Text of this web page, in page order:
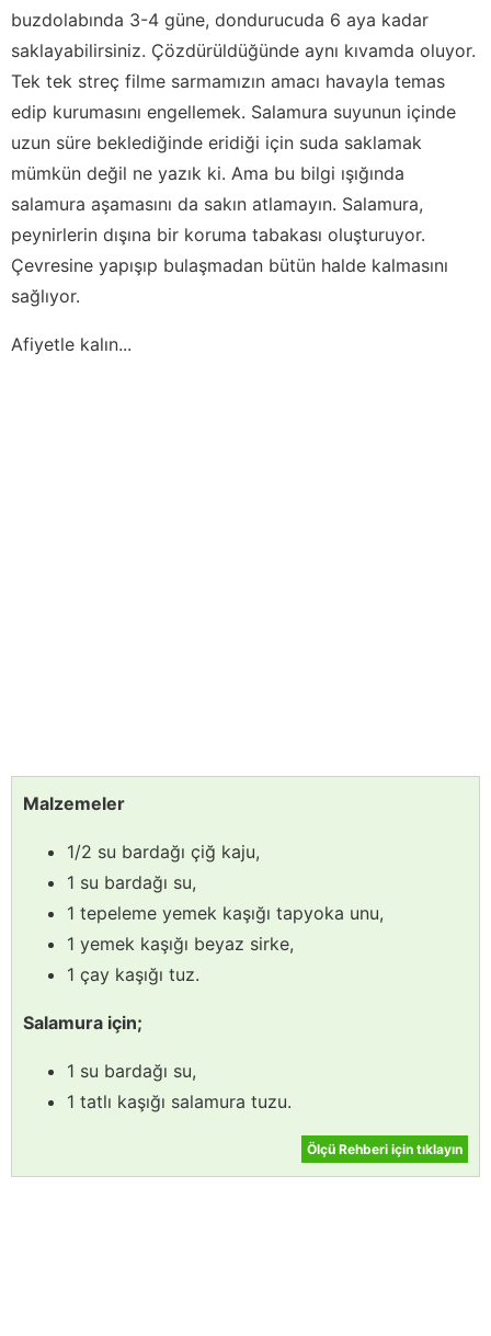
buzdolabında 3-4 güne, dondurucuda 6 aya kadar
saklayabilirsiniz. Çözdürüldüğünde aynı kıvamda oluyor.
Tek tek streç filme sarmamızın amacı havayla temas
edip kurumasını engellemek. Salamura suyunun içinde
uzun süre beklediğinde eridiği için suda saklamak
mümkün değil ne yazık ki. Ama bu bilgi ışığında
salamura aşamasını da sakın atlamayın. Salamura,
peynirlerin dışına bir koruma tabakası oluşturuyor.
Çevresine yapışıp bulaşmadan bütün halde kalmasını
sağlıyor.
Afiyetle kalın...
Malzemeler
1/2 su bardağı çiğ kaju,
1 su bardağı su,
1 tepeleme yemek kaşığı tapyoka unu,
1 yemek kaşığı beyaz sirke,
1 çay kaşığı tuz.
Salamura için;
1 su bardağı su,
1 tatlı kaşığı salamura tuzu.
Ölçü Rehberi için tıklayın